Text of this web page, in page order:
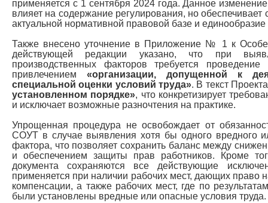
применяется с 1 сентября 2024 года. Данное
влияет на содержание регулирования, но обеспечивает
актуальной нормативной правовой базе и
Также внесено уточнение в Приложение № 1 к
действующей редакции указано, что при
производственных факторов требуется
привлечением «организации, допущенной к
специальной оценки условий труда». В текст
установленном порядке», что конкретизирует
и исключает возможные разночтения на практике.
Упрощенная процедура не освобождает от
СОУТ в случае выявления хотя бы одного вредного
фактора, что позволяет сохранить баланс между
и обеспечением защиты прав работников. Кроме
документа сохраняются все действующие
применяется при наличии рабочих мест, дающих право
компенсации, а также рабочих мест, где по
были установлены вредные или опасные условия труда.